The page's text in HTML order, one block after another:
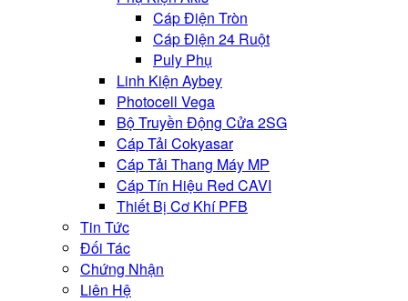
Cáp Điện Tròn
Cáp Điện 24 Ruột
Puly Phụ
Linh Kiện Aybey
Photocell Vega
Bộ Truyền Động Cửa 2SG
Cáp Tải Cokyasar
Cáp Tải Thang Máy MP
Cáp Tín Hiệu Red CAVI
Thiết Bị Cơ Khí PFB
Tin Tức
Đối Tác
Chứng Nhận
Liên Hệ